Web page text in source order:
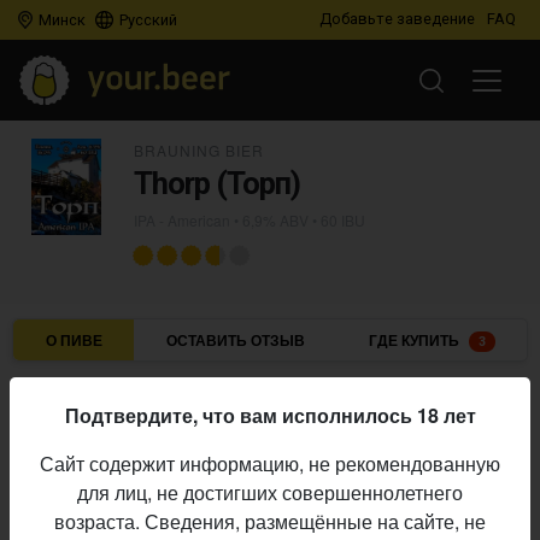
Минск Русский Добавьте заведение FAQ
Thorp (Торп)
О ПИВЕ ОСТАВИТЬ ОТЗЫВ ГДЕ КУПИТЬ 3
Пивоварня:
Brauning Bier
Алкоголь:
6,9%
Горечь:
60 IBU
Подтвердите, что вам исполнилось 18 лет
Сайт содержит информацию, не рекомендованную
для лиц, не достигших совершеннолетнего
возраста. Сведения, размещённые на сайте, не